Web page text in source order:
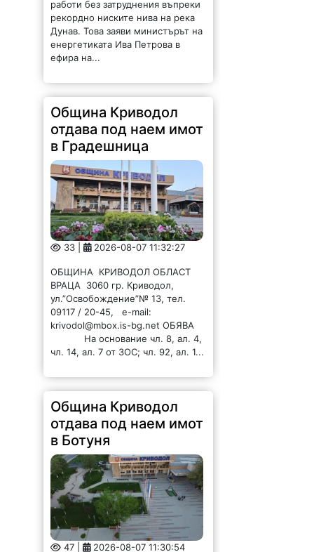
работи без затруднения въпреки
рекордно ниските нива на река
Дунав. Това заяви министърът на
енергетиката Ива Петрова в
ефира на...
Община Криводол
отдава под наем имот
в Градешница
33 | 2026-08-07 11:32:27
ОБЩИНА КРИВОДОЛ ОБЛАСТ
ВРАЦА 3060 гр. Криводол,
ул.”Освобождение”№ 13, тел.
09117 / 20-45, e-mail:
krivodol@mbox.is-bg.net ОБЯВА
На основание чл. 8, ал. 4,
чл. 14, ал. 7 от ЗОС; чл. 92, ал. 1...
Община Криводол
отдава под наем имот
в Ботуня
47 | 2026-08-07 11:30:54